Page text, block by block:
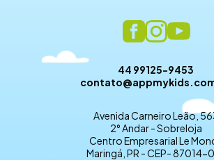
44 99125-9453
Avenida Carneiro Leão,
2° Andar - Sobreloja
Centro Empresarial Le
Maringá, PR - CEP- 87014-